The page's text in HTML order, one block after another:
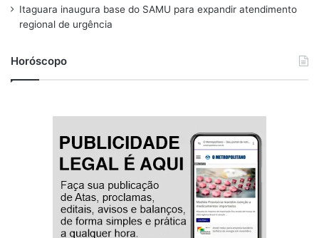
Itaguara inaugura base do SAMU para expandir atendimento
regional de urgência
Horóscopo